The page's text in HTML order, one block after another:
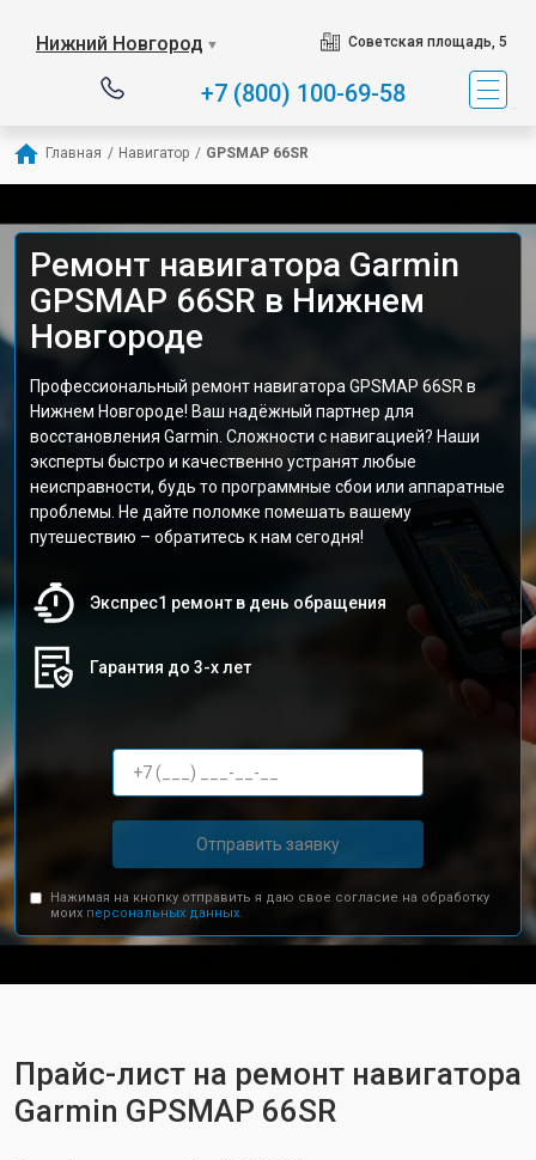
Нижний Новгород ▼ Советская площадь, 5
+7 (800) 100-69-58
Главная / Навигатор / GPSMAP 66SR
Ремонт навигатора Garmin
GPSMAP 66SR в Нижнем
Новгороде
Профессиональный ремонт навигатора GPSMAP 66SR в
Нижнем Новгороде! Ваш надёжный партнер для
восстановления Garmin. Сложности с навигацией? Наши
эксперты быстро и качественно устранят любые
неисправности, будь то программные сбои или аппаратные
проблемы. Не дайте поломке помешать вашему
путешествию – обратитесь к нам сегодня!
Экспрес1 ремонт в день обращения
Гарантия до 3-х лет
Отправить заявку
Нажимая на кнопку отправить я даю свое согласие на обработку
моих персональных данных.
Прайс-лист на ремонт навигатора
Garmin GPSMAP 66SR